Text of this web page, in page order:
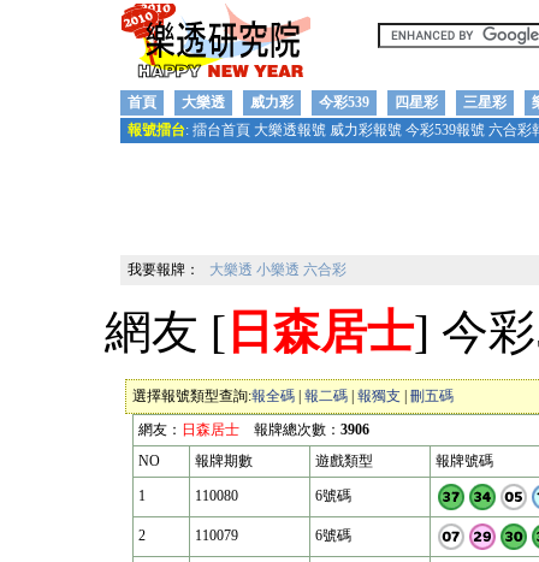
首頁 大樂透 威力彩 今彩539 四星彩 三星彩
報號擂台: 擂台首頁 大樂透報號 威力彩報號 今彩539報號 六合彩
我要報牌： 大樂透 小樂透 六合彩
網友 [ 日森居士] 今
選擇報號類型查詢:報全碼 報二碼 報獨支
刪五碼
網友： 日森居士 報牌總次數： 3906
NO
報牌期數 遊戲類型 報牌號碼
1 110080 6號碼
2 110079 6號碼